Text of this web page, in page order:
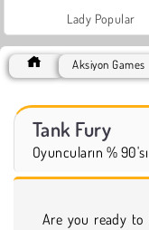
Lady Popular
Aksiyon Games
Tank Fury
Oyuncuların %
Are you ready